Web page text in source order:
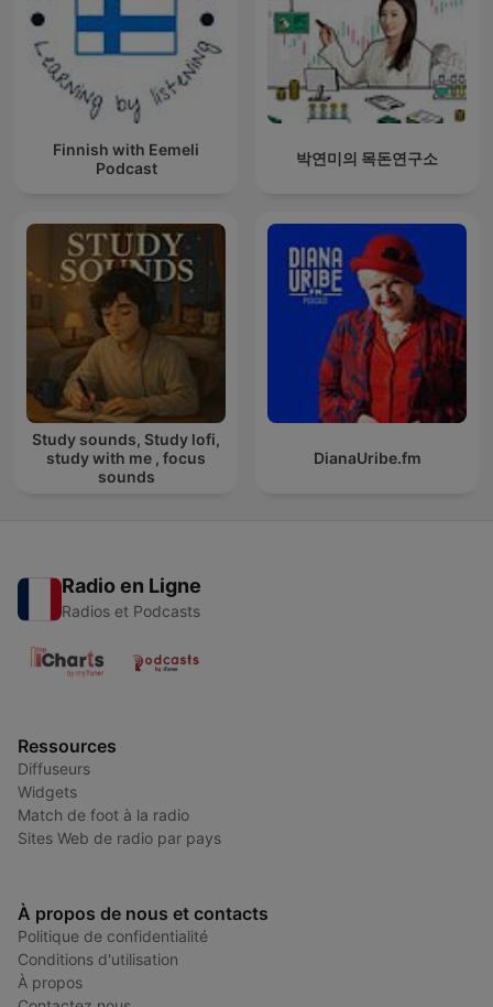
Finnish with Eemeli
Podcast
박연미의 목돈연구소
Study sounds, Study lofi,
study with me , focus
sounds
DianaUribe.fm
Radio en Ligne
Radios et Podcasts
Ressources
Diffuseurs
Widgets
Match de foot à la radio
Sites Web de radio par pays
À propos de nous et contacts
Politique de confidentialité
Conditions d'utilisation
À propos